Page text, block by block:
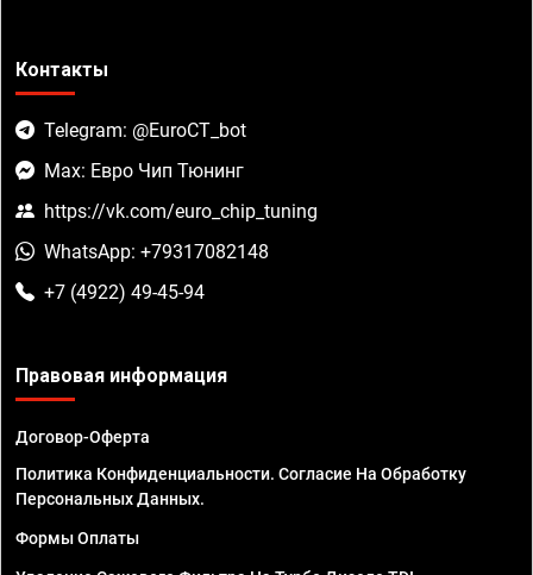
Контакты
Telegram: @EuroCT_bot
Max: Евро Чип Тюнинг
https://vk.com/euro_chip_tuning
WhatsApp: +79317082148
+7 (4922) 49-45-94
Правовая информация
Договор-Оферта
Политика Конфиденциальности. Согласие На Обработку
Персональных Данных.
Формы Оплаты